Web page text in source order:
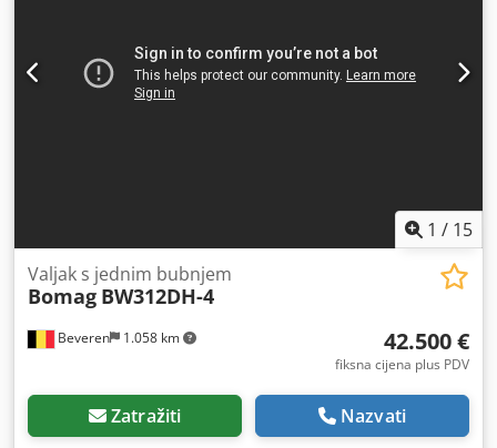
1 / 15
Beveren 1.058 km
Valjak s jednim bubnjem
Bomag BW312DH-4
42.500 €
fiksna cijena plus PDV
Zatražiti Nazvati